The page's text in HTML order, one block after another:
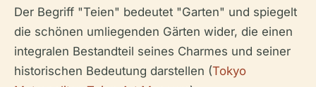
Der Begriff "Teien" bedeutet "Garten" und spiegelt
die schönen umliegenden Gärten wider, die einen
integralen Bestandteil seines Charmes und seiner
historischen Bedeutung darstellen (Tokyo